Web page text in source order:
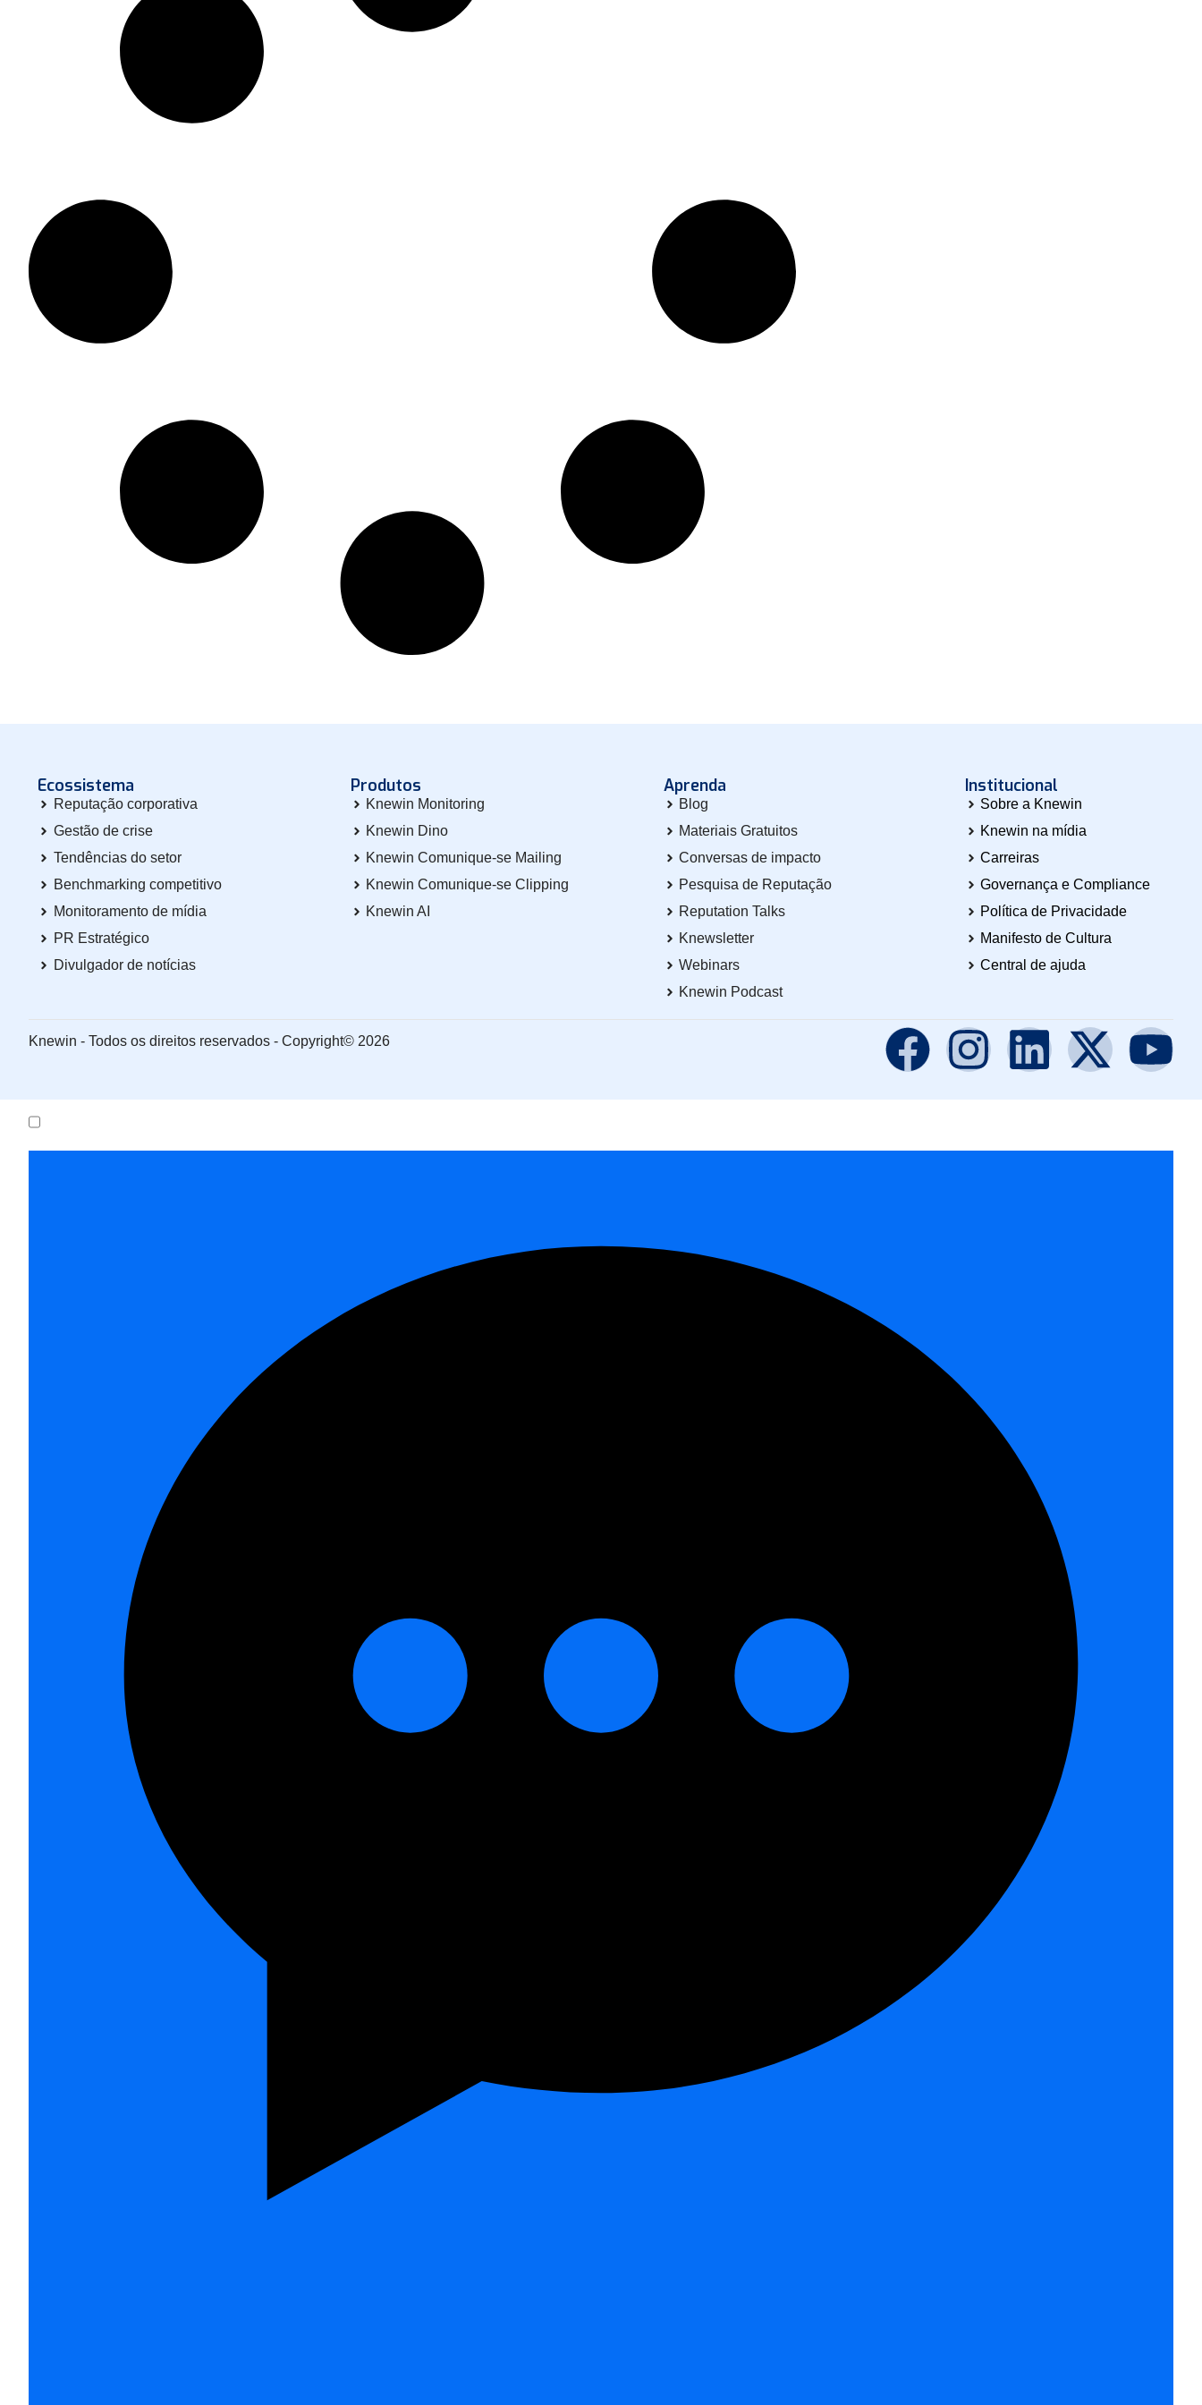
Ecossistema
Reputação corporativa
Gestão de crise
Tendências do setor
Benchmarking competitivo
Monitoramento de mídia
PR Estratégico
Divulgador de notícias
Produtos
Knewin Monitoring
Knewin Dino
Knewin Comunique-se Mailing
Knewin Comunique-se Clipping
Knewin AI
Aprenda
Blog
Materiais Gratuitos
Conversas de impacto
Pesquisa de Reputação
Reputation Talks
Knewsletter
Webinars
Knewin Podcast
Institucional
Sobre a Knewin
Knewin na mídia
Carreiras
Governança e Compliance
Política de Privacidade
Manifesto de Cultura
Central de ajuda
Knewin - Todos os direitos reservados - Copyright© 2026